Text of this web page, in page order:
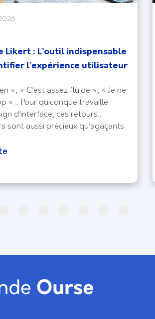
Likert : L’outil indispensable
l’expérience utilisateur
», « C’est assez fluide », « Je ne
»… Pour quiconque travaille
d’interface, ces retours
sont aussi précieux qu’agaçants.
souvent le frein à une prise de